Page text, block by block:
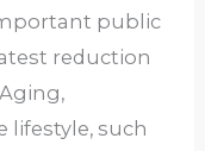
public
reduction
lifestyle, such